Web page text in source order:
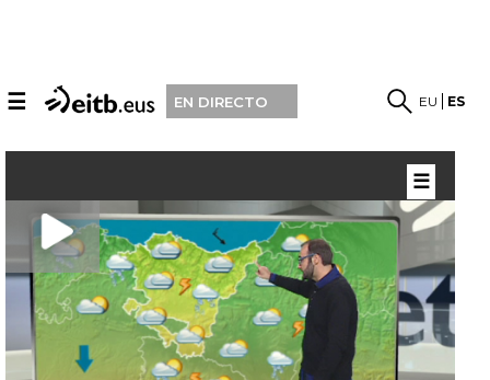
☰ EN DIRECTO EU ES
☰